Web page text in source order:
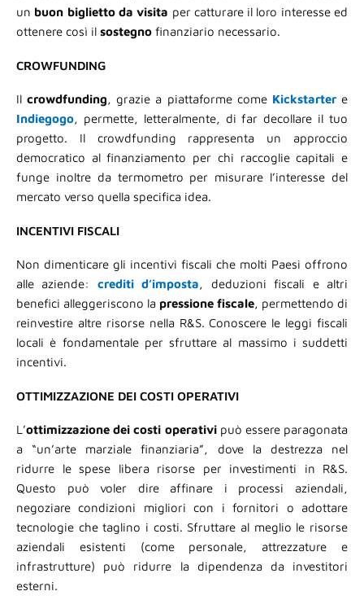
un buon biglietto da visita per catturare il loro interesse ed
ottenere così il sostegno finanziario necessario.
CROWFUNDING
Ilcrowdfunding, grazie a piattaforme come Kickstartere
Indiegogo, permette, letteralmente, di far decollare il tuo
progetto. Il crowdfunding rappresenta un approccio
democratico al finanziamento per chi raccoglie capitali e
funge inoltre da termometro per misurare l’interesse del
mercato verso quella specifica idea.
INCENTIVI FISCALI
Non dimenticare gli incentivi fiscali che molti Paesi offrono
alle aziende: crediti d’imposta, deduzioni fiscali e altri
benefici alleggeriscono la pressione fiscale, permettendo di
reinvestire altre risorse nella R&S. Conoscere le leggi fiscali
locali è fondamentale per sfruttare al massimo i suddetti
incentivi.
OTTIMIZZAZIONE DEI COSTI OPERATIVI
L’ottimizzazione dei costi operativi può essere paragonata
a “un’arte marziale finanziaria”, dove la destrezza nel
ridurre le spese libera risorse per investimenti in R&S.
Questo può voler dire affinare i processi aziendali,
negoziare condizioni migliori con i fornitori o adottare
tecnologie che taglino i costi. Sfruttare al meglio le risorse
aziendali esistenti (come personale, attrezzature e
infrastrutture) può ridurre la dipendenza da investitori
esterni.